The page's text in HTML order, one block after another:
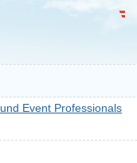
Event Professionals